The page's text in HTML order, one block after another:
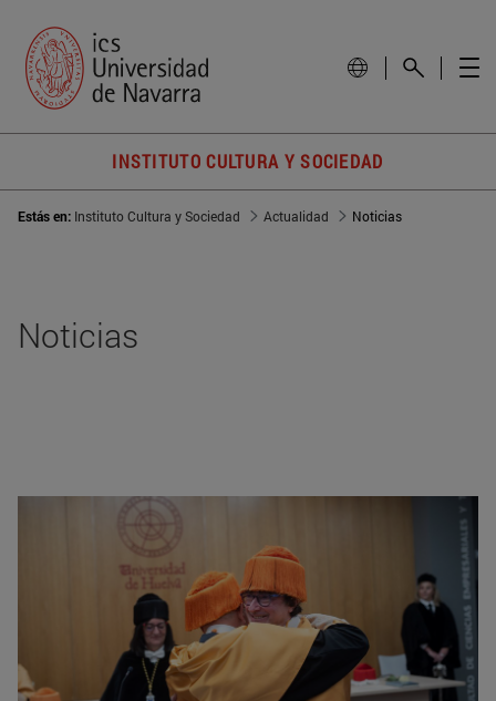
INSTITUTO CULTURA Y SOCIEDAD
Estás en: Instituto Cultura y Sociedad Actualidad Noticias
Noticias